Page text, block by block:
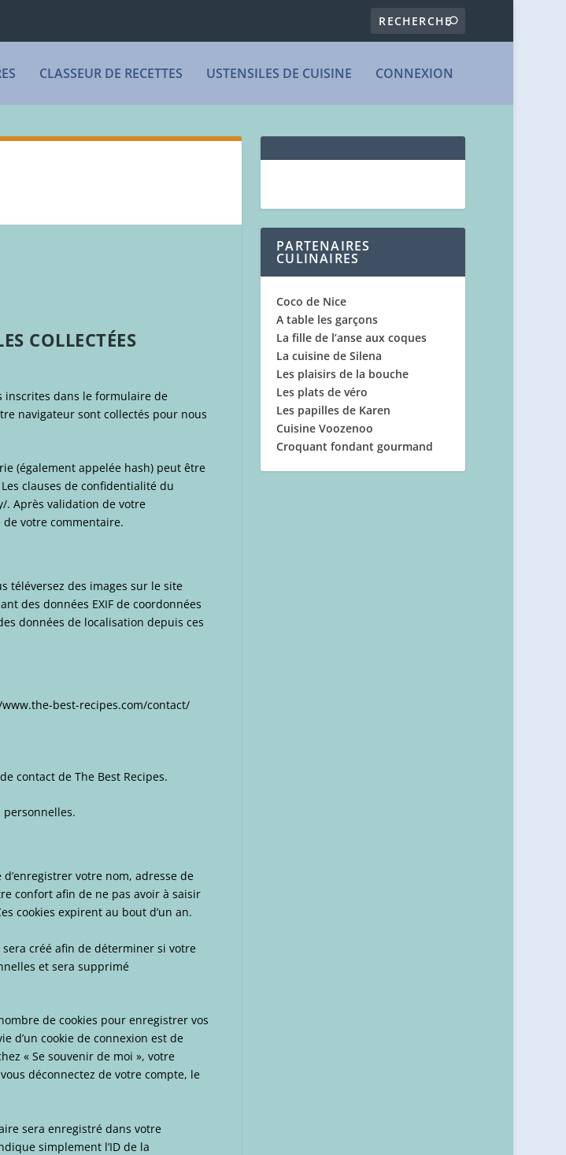
CLASSEUR DE RECETTES USTENSILES DE CUISINE CONNEXION
COLLECTÉES
inscrites dans le formulaire de
navigateur sont collectés pour nous
(également appelée hash) peut être
clauses de confidentialité du
. Après validation de votre
votre commentaire.
téléversez des images sur le site
des données EXIF de coordonnées
données de localisation depuis ces
best-recipes.com/contact/
contact de The Best Recipes.
personnelles.
votre nom, adresse de
confort afin de ne pas avoir à saisir
cookies expirent au bout d’un an.
créé afin de déterminer si votre
et sera supprimé
de cookies pour enregistrer vos
d’un cookie de connexion est de
« Se souvenir de moi », votre
déconnectez de votre compte, le
sera enregistré dans votre
simplement l’ID de la
PARTENAIRES
CULINAIRES
Coco de Nice
A table les garçons
La fille de l’anse aux coques
La cuisine de Silena
Les plaisirs de la bouche
Les plats de véro
Les papilles de Karen
Cuisine Voozenoo
Croquant fondant gourmand